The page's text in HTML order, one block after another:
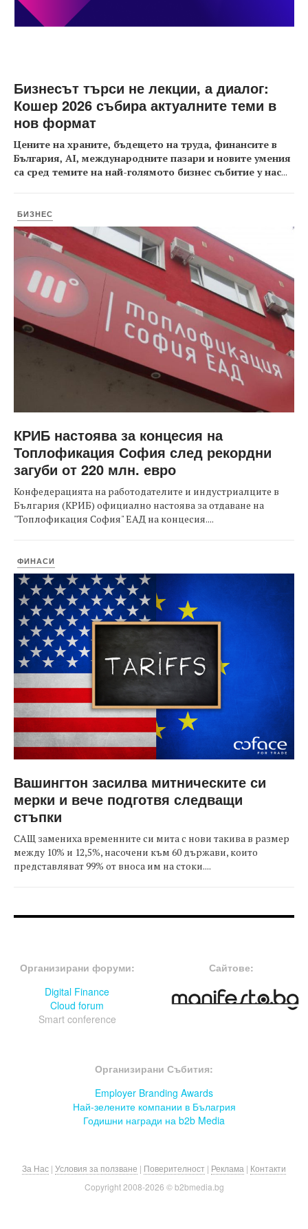
Бизнесът търси не лекции, а диалог:
Кошер 2026 събира актуалните теми в
нов формат
Цените на храните, бъдещето на труда, финансите в
България, AI, международните пазари и новите умения
са сред темите на най-голямото бизнес събитие у нас...
БИЗНЕС
КРИБ настоява за концесия на
Топлофикация София след рекордни
загуби от 220 млн. евро
Конфедерацията на работодателите и индустриалците в
България (КРИБ) официално настоява за отдаване на
"Топлофикация София" ЕАД на концесия....
ФИНАСИ
Вашингтон засилва митническите си
мерки и вече подготвя следващи
стъпки
САЩ замениха временните си мита с нови такива в размер
между 10% и 12,5%, насочени към 60 държави, които
представляват 99% от вноса им на стоки....
Организирани форуми:
Digital Finance
Cloud forum
Smart conference
Сайтове:
Организирани Събития:
Employer Branding Awards
Най-зелените компании в Бълагрия
Годишни награди на b2b Media
За Нас | Условия за ползване | Поверителност | Реклама | Контакти
Copyright 2008-2026 © b2bmedia.bg